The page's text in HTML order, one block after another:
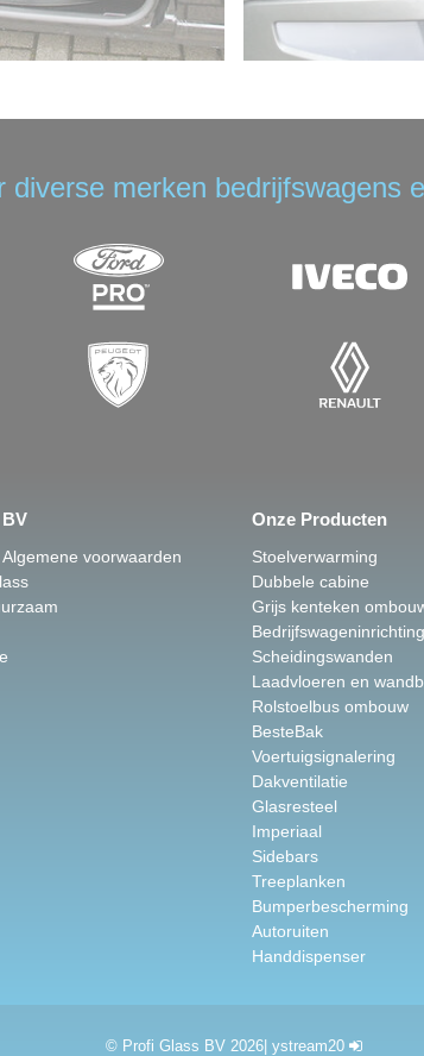
merken bedrijfswagens
voorwaarden
Onze Producten
Stoelverwarming
Dubbele cabine
Grijs kenteken
Bedrijfswageninrichting
Scheidingswanden
Laadvloeren en
Rolstoelbus ombouw
BesteBak
Voertuigsignalering
Dakventilatie
Glasresteel
Imperiaal
Sidebars
Treeplanken
Bumperbescherming
Autoruiten
Handdispenser
© Profi Glass BV 2026 ystream20